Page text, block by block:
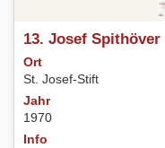
13. Josef Spithöver
Ort
St. Josef-Stift
Jahr
1970
Info